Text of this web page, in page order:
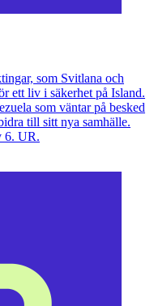
som Svitlana och
ett liv i säkerhet på Island.
som väntar på besked
till sitt nya samhälle.
6. UR.